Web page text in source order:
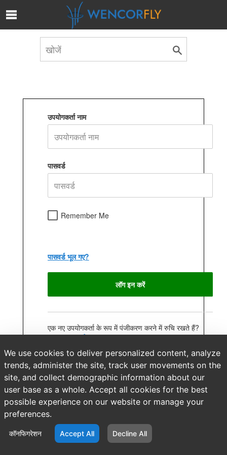
Skip to Main Content
उपयोगकर्ता नाम
पासवर्ड
Remember Me
पासवर्ड भूल गए?
लॉग इन करें
एक नए उपयोगकर्ता के रूप में पंजीकरण करने में रुचि रखते हैं?
एक खाता बनाएँ
We use cookies to deliver personalized content, analyze
trends, administer the site, track user movements on the
site, and collect demographic information about our
user base as a whole. Accept all cookies for the best
possible experience on our website or manage your
preferences.
कॉनफिगरेशन Accept All Decline All